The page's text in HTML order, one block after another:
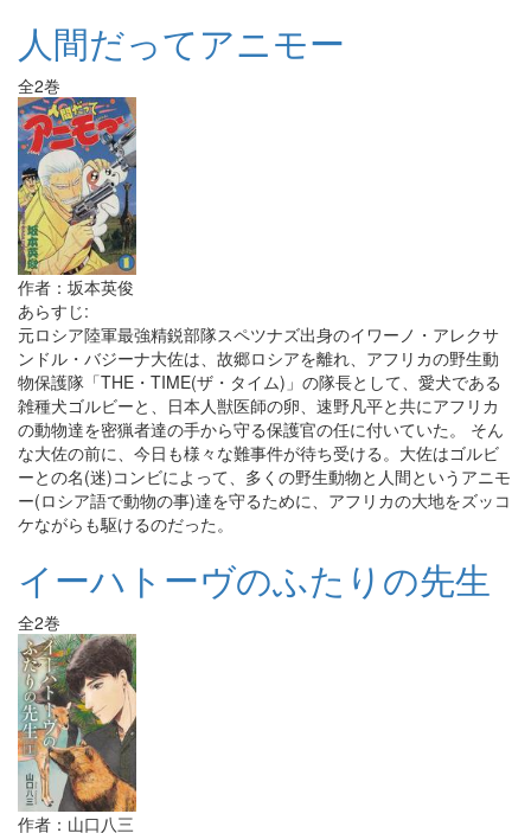
人間だってアニモー
全2巻
作者：坂本英俊
あらすじ:
元ロシア陸軍最強精鋭部隊スペツナズ出身のイワーノ・アレクサ
ンドル・バジーナ大佐は、故郷ロシアを離れ、アフリカの野生動
物保護隊「THE・TIME(ザ・タイム)」の隊長として、愛犬である
雑種犬ゴルビーと、日本人獣医師の卵、速野凡平と共にアフリカ
の動物達を密猟者達の手から守る保護官の任に付いていた。 そん
な大佐の前に、今日も様々な難事件が待ち受ける。大佐はゴルビ
ーとの名(迷)コンビによって、多くの野生動物と人間というアニモ
ー(ロシア語で動物の事)達を守るために、アフリカの大地をズッコ
ケながらも駆けるのだった。
イーハトーヴのふたりの先生
全2巻
作者：山口八三